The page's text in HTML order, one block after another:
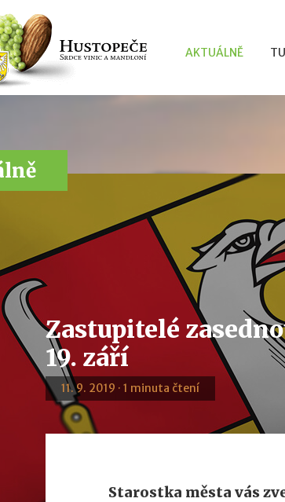
AKTUÁLNĚ
Zastupitelé
19. září
11. 9. 2019 · 1 minuta čtení
Starostka města vás